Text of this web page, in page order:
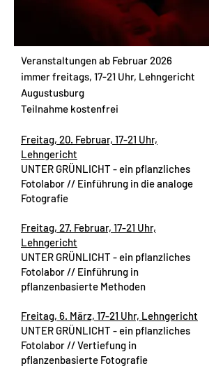
Veranstaltungen ab Februar 2026
immer freitags, 17-21 Uhr, Lehngericht
Augustusburg
Teilnahme kostenfrei
Freitag, 20. Februar, 17-21 Uhr,
Lehngericht
UNTER GRÜNLICHT - ein pflanzliches
Fotolabor // Einführung in die analoge
Fotografie
Freitag, 27. Februar, 17-21 Uhr,
Lehngericht
UNTER GRÜNLICHT - ein pflanzliches
Fotolabor // Einführung in
pflanzenbasierte Methoden
Freitag, 6. März, 17-21 Uhr, Lehngericht
UNTER GRÜNLICHT - ein pflanzliches
Fotolabor // Vertiefung in
pflanzenbasierte Fotografie